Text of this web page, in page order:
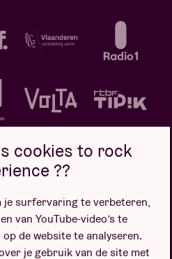
Verkoopsvoorwaarden
door
cookies to rock
??
je surfervaring te verbeteren,
van YouTube-video’s te
de website te analyseren.
je gebruik van de site met